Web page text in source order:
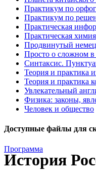
Практикум по
Практикум по
Практическая
Практическая химия
Продвинутый
Просто о сложном в
Синтаксис.
Теория и практика
Теория и практика
Увлекательный
Физика: законы,
Человек и общество
Доступные файлы для
Программа
История